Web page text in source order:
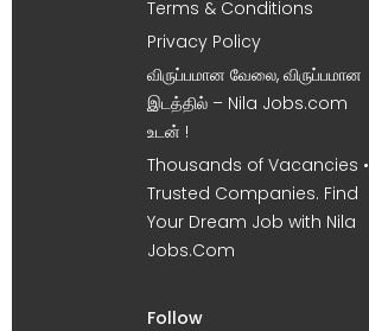
Terms & Conditions
Privacy Policy
விருப்பமான வேலை, விருப்பமான
இடத்தில் – Nila Jobs.com
உடன் !
Thousands of Vacancies •
Trusted Companies. Find
Your Dream Job with Nila
Jobs.Com
Follow